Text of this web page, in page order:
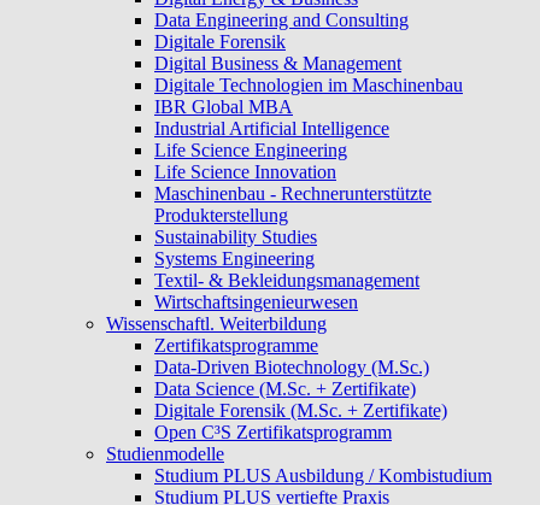
Data Engineering and Consulting
Digitale Forensik
Digital Business & Management
Digitale Technologien im Maschinenbau
IBR Global MBA
Industrial Artificial Intelligence
Life Science Engineering
Life Science Innovation
Maschinenbau - Rechnerunterstützte
Produkterstellung
Sustainability Studies
Systems Engineering
Textil- & Bekleidungsmanagement
Wirtschaftsingenieurwesen
Wissenschaftl. Weiterbildung
Zertifikatsprogramme
Data-Driven Biotechnology (M.Sc.)
Data Science (M.Sc. + Zertifikate)
Digitale Forensik (M.Sc. + Zertifikate)
Open C³S Zertifikatsprogramm
Studienmodelle
Studium PLUS Ausbildung / Kombistudium
Studium PLUS vertiefte Praxis